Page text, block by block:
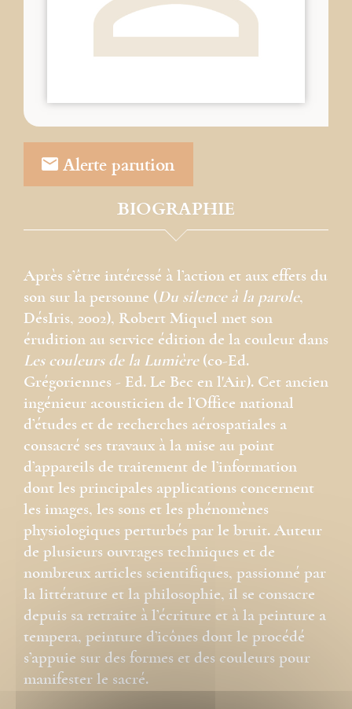
Alerte parution
BIOGRAPHIE
Après s’être intéressé à l’action et aux effets du
son sur la personne (Du silence à la parole,
DésIris, 2002), Robert Miquel met son
érudition au service édition de la couleur dans
Les couleurs de la Lumière(co-Ed.
Grégoriennes - Ed. Le Bec en l'Air). Cet ancien
ingénieur acousticien de l’Office national
d’études et de recherches aérospatiales a
consacré ses travaux à la mise au point
d’appareils de traitement de l’information
dont les principales applications concernent
les images, les sons et les phénomènes
physiologiques perturbés par le bruit. Auteur
de plusieurs ouvrages techniques et de
nombreux articles scientifiques, passionné par
la littérature et la philosophie, il se consacre
depuis sa retraite à l’écriture et à la peinture a
tempera, peinture d’icônes dont le procédé
s’appuie sur des formes et des couleurs pour
manifester le sacré.